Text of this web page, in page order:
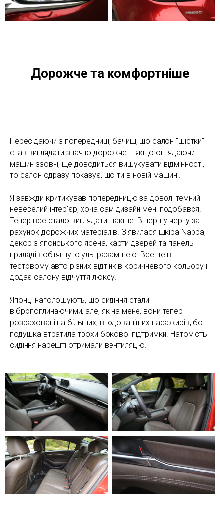
Дорожче та комфортніше
Пересідаючи з попередниці, бачиш, що салон "шістки"
став виглядати значно дорожче. І якщо оглядаючи
машин ззовні, ще доводиться вишукувати відмінності,
то салон одразу показує, що ти в новій машині.
Я завжди критикував попередницю за доволі темний і
невеселий інтер'єр, хоча сам дизайн мені подобався.
Тепер все стало виглядати інакше. В першу чергу за
рахунок дорожчих матеріалів. З'явилася шкіра Nappa,
декор з японського ясена, карти дверей та панель
приладів обтягнуто ультразамшею. Все це в
тестовому авто різних відтінків коричневого кольору і
додає салону відчуття люксу.
Японці наголошують, що сидіння стали
вібропоглинаючими, але, як на мене, вони тепер
розраховані на більших, вгодованіших пасажирів, бо
подушка втратила трохи бокової підтримки. Натомість
сидіння нарешті отримали вентиляцію.